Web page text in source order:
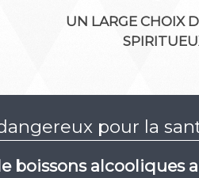
UN LARGE CHOIX
pour la
boissons alcooliques